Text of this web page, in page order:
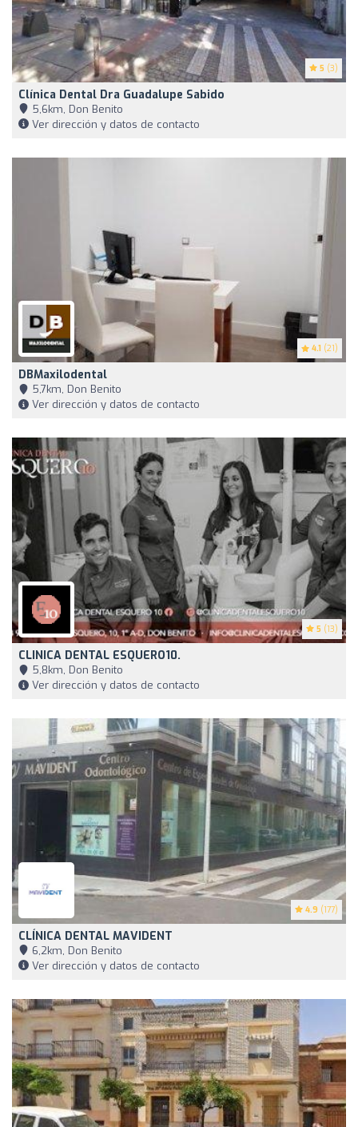
5 (3)
Clínica Dental Dra Guadalupe Sabido
5,6km, Don Benito
Ver dirección y datos de contacto
4.1 (21)
DBMaxilodental
5,7km, Don Benito
Ver dirección y datos de contacto
5 (13)
CLINICA DENTAL ESQUERO10.
5,8km, Don Benito
Ver dirección y datos de contacto
4.9 (177)
CLÍNICA DENTAL MAVIDENT
6,2km, Don Benito
Ver dirección y datos de contacto